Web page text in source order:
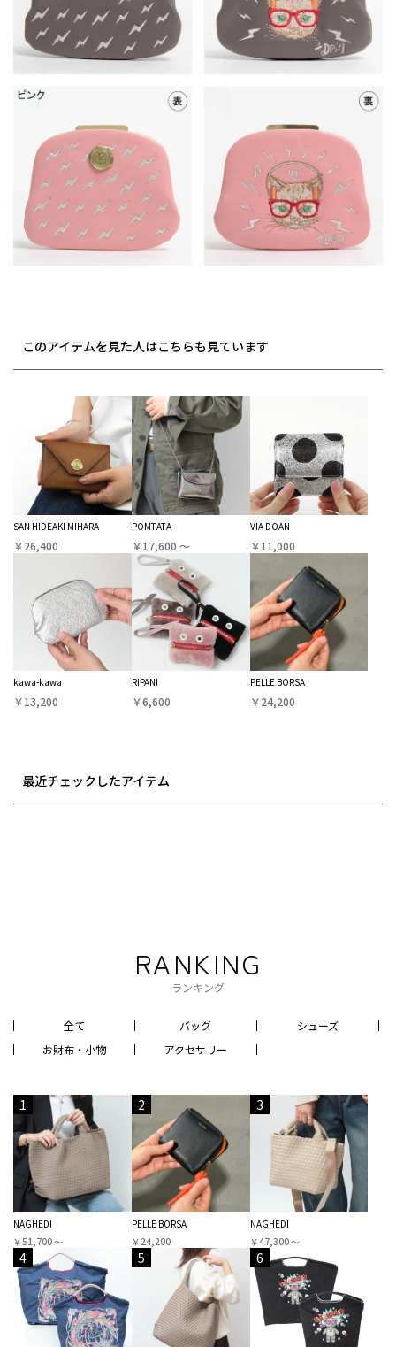
このアイテムを見た人はこちらも見ています
SAN HIDEAKI MIHARA
￥26,400
POMTATA
￥17,600 〜
VIA DOAN
￥11,000
kawa-kawa
￥13,200
RIPANI
￥6,600
PELLE BORSA
￥24,200
最近チェックしたアイテム
RANKING
ランキング
全て バッグ
シューズ
お財布・小物
アクセサリー
1
NAGHEDI
￥51,700 〜
2
PELLE BORSA
￥24,200
3
NAGHEDI
￥47,300 〜
4 5 6